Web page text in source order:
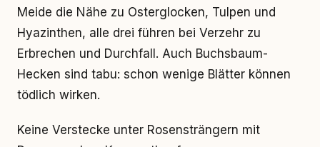
Meide die Nähe zu Osterglocken, Tulpen und
Hyazinthen, alle drei führen bei Verzehr zu
Erbrechen und Durchfall. Auch Buchsbaum-
Hecken sind tabu: schon wenige Blätter können
tödlich wirken.
Keine Verstecke unter Rosensträngern mit